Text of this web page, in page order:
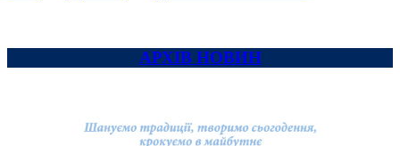
АРХІВ НОВИН